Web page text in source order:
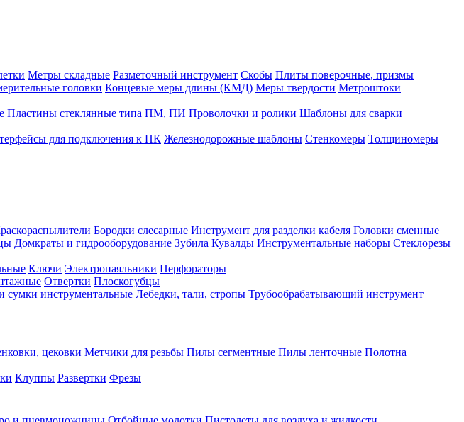
Метры складные Разметочный инструмент Скобы Плиты поверочные, призмы
головки Концевые меры длины (КМД) Меры твердости Метроштоки
Пластины стеклянные типа ПМ, ПИ Проволочки и ролики Шаблоны для сварки
для подключения к ПК Железнодорожные шаблоны Стенкомеры Толщиномеры
Бородки слесарные Инструмент для разделки кабеля Головки сменные
Домкраты и гидрооборудование Зубила Кувалды Инструментальные наборы Стеклорезы
Ключи Электропаяльники Перфораторы
Отвертки Плоскогубцы
сумки инструментальные Лебедки, тали, стропы Трубообрабатывающий инструмент
цековки Метчики для резьбы Пилы сегментные Пилы ленточные Полотна
Клуппы Развертки Фрезы